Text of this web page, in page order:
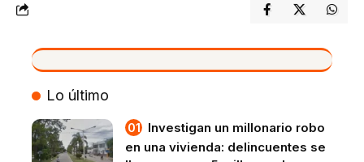
VIVO
Lo último
Investigan un millonario robo
en una vivienda: delincuentes se